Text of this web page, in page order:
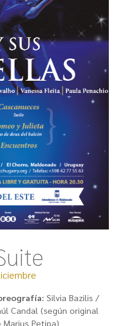
Silvia Bazilis /
Candal (según original
Marius Petipa)